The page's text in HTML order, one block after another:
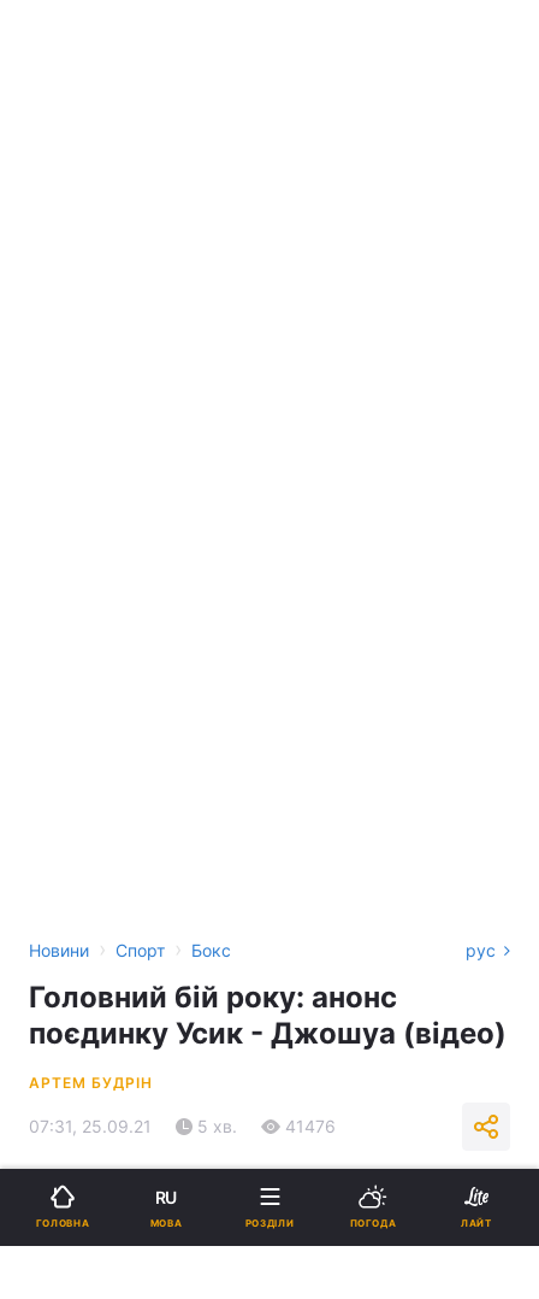
Новини › Спорт › Бокс рус
Головний бій року: анонс
поєдинку Усик - Джошуа (відео)
АРТЕМ БУДРІН
07:31, 25.09.21 5 хв. 41476
Підпишіться на нас в Google
ГОЛОВНА
RU
МОВА РОЗДІЛИ ПОГОДА ЛАЙТ